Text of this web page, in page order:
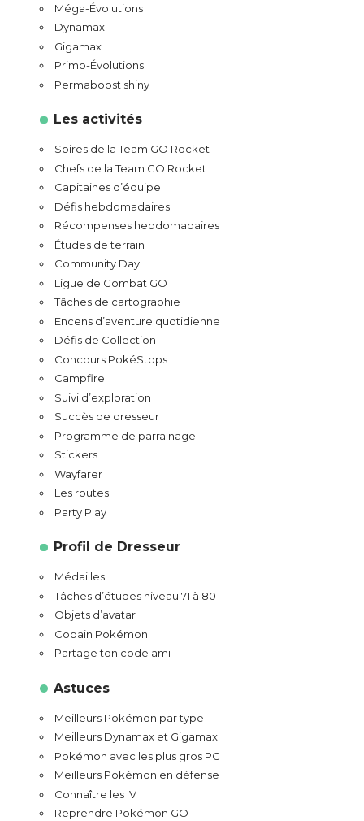
Méga-Évolutions
Dynamax
Gigamax
Primo-Évolutions
Permaboost shiny
Les activités
Sbires de la Team GO Rocket
Chefs de la Team GO Rocket
Capitaines d’équipe
Défis hebdomadaires
Récompenses hebdomadaires
Études de terrain
Community Day
Ligue de Combat GO
Tâches de cartographie
Encens d’aventure quotidienne
Défis de Collection
Concours PokéStops
Campfire
Suivi d’exploration
Succès de dresseur
Programme de parrainage
Stickers
Wayfarer
Les routes
Party Play
Profil de Dresseur
Médailles
Tâches d’études niveau 71 à 80
Objets d’avatar
Copain Pokémon
Partage ton code ami
Astuces
Meilleurs Pokémon par type
Meilleurs Dynamax et Gigamax
Pokémon avec les plus gros PC
Meilleurs Pokémon en défense
Connaître les IV
Reprendre Pokémon GO